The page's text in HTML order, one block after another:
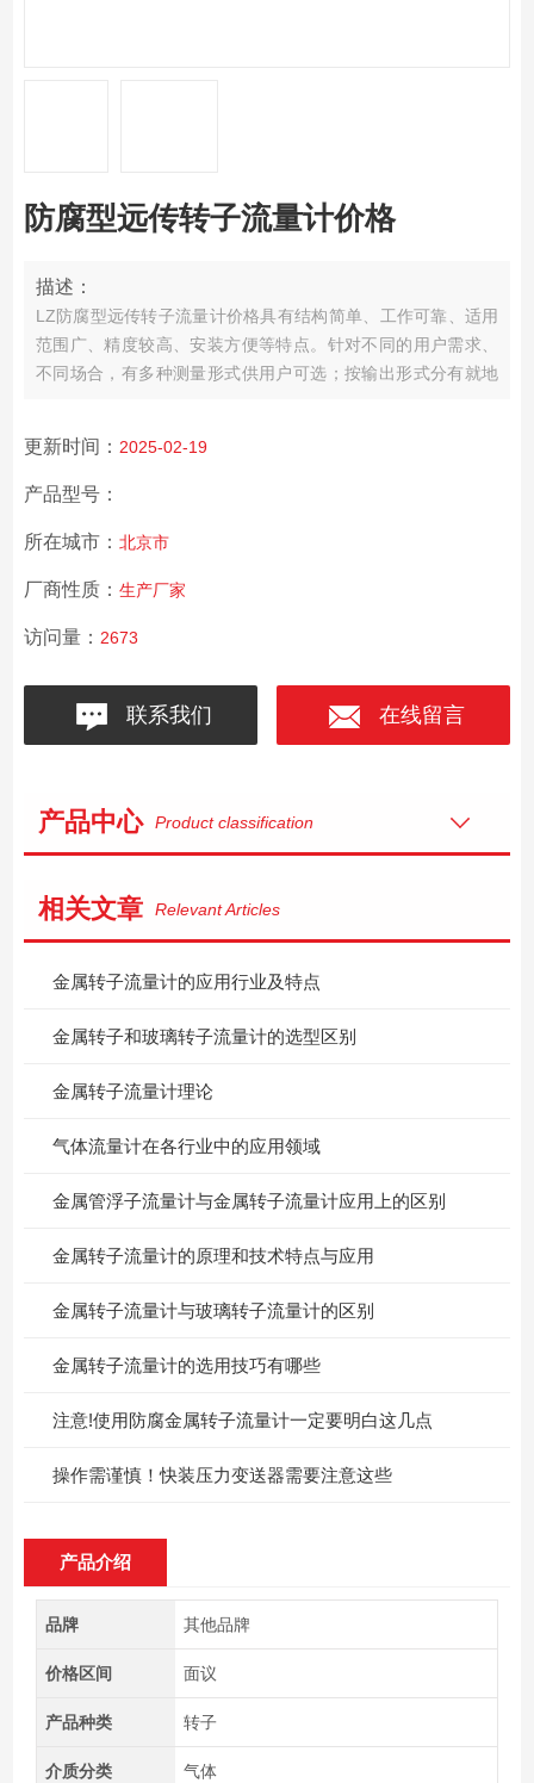
防腐型远传转子流量计价格
描述：
LZ防腐型远传转子流量计价格具有结构简单、工作可靠、适用
范围广、精度较高、安装方便等特点。针对不同的用户需求、
不同场合，有多种测量形式供用户可选；按输出形式分有就地
更新时间： 2025-02-19
产品型号：
所在城市： 北京市
厂商性质： 生产厂家
访问量： 2673
联系我们 在线留言
产品中心 Product classification
相关文章 Relevant Articles
金属转子流量计的应用行业及特点
金属转子和玻璃转子流量计的选型区别
金属转子流量计理论
气体流量计在各行业中的应用领域
金属管浮子流量计与金属转子流量计应用上的区别
金属转子流量计的原理和技术特点与应用
金属转子流量计与玻璃转子流量计的区别
金属转子流量计的选用技巧有哪些
注意!使用防腐金属转子流量计一定要明白这几点
操作需谨慎！快装压力变送器需要注意这些
产品介绍
品牌 其他品牌
价格区间 面议
产品种类 转子
介质分类 气体